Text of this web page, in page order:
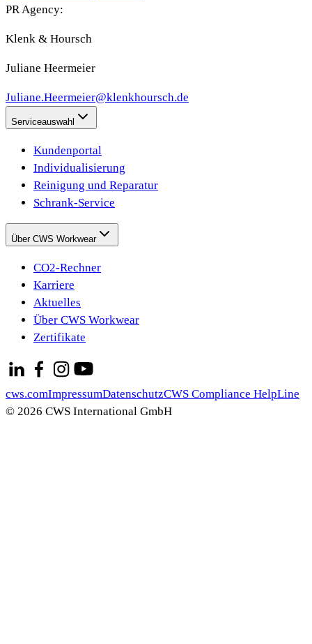
PR Agency:
Klenk & Hoursch
Juliane Heermeier
Juliane.Heermeier@klenkhoursch.de
Serviceauswahl
Kundenportal
Individualisierung
Reinigung und Reparatur
Schrank-Service
Über CWS Workwear
CO2-Rechner
Karriere
Aktuelles
Über CWS Workwear
Zertifikate
cws.comImpressumDatenschutzCWS Compliance HelpLine
© 2026 CWS International GmbH